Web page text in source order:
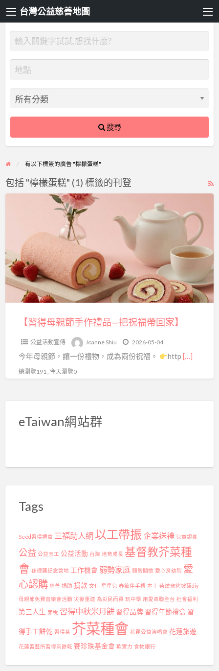
台灣公益慈善地圖
搜尋
有以下標簽的廣告 "檸檬蛋糕"
包括 "檸檬蛋糕" (1) 標籤的刊登
節
手
作
品
【習得母親節手作禮品—把祝福帶回家】
公益活動宣傳 Joanne Shiu 2026-05-04
今年母親節，讓一份禮物，成為兩份祝福。 http […]
總瀏覽191 , 今天瀏覽0
eTaiwan網站群
Tags
Seed習得禮盒 三福助人網 以工帶振 企業送禮 兒童認養
公益 公益志工 公益活動 台灣 培育成長 基督教芥菜種
會 孫理蓮紀念營地 工作機會 弱勢家庭 弱勢關懷 愛心育幼院 愛
心認購 慈善 捐助 捐款 文化 星星兒 春節伴手禮 本土 柴燒窯烤披薩diy
母親節免費音樂會活動 災後重建 為災民而買 玩中學 用愛串聯全台 社會福利
第三人生 節稅 習得中秋米月餅 習得品牌 習得年節禮盒 習
得手工餅乾 習得茶 芥菜種會 花蓮公益演唱會 花蓮旅遊
花蓮習藝所習得茶餅乾 賽珍珠基金會 軟實力 食物銀行